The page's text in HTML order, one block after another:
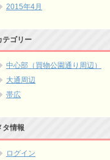
2015年4月
テゴリー
中心部（買物公園通り周辺）
大通周辺
帯広
タ情報
ログイン